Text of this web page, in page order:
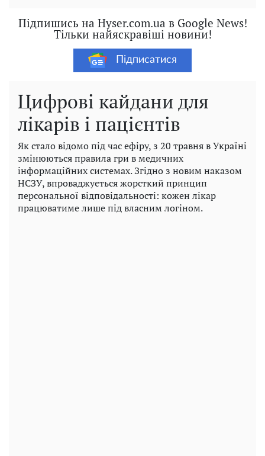
Підпишись на Hyser.com.ua в Google News!
Тільки найяскравіші новини!
Підписатися
Цифрові кайдани для
лікарів і пацієнтів
Як стало відомо під час ефіру, з 20 травня в Україні
змінюються правила гри в медичних
інформаційних системах. Згідно з новим наказом
НСЗУ, впроваджується жорсткий принцип
персональної відповідальності: кожен лікар
працюватиме лише під власним логіном.